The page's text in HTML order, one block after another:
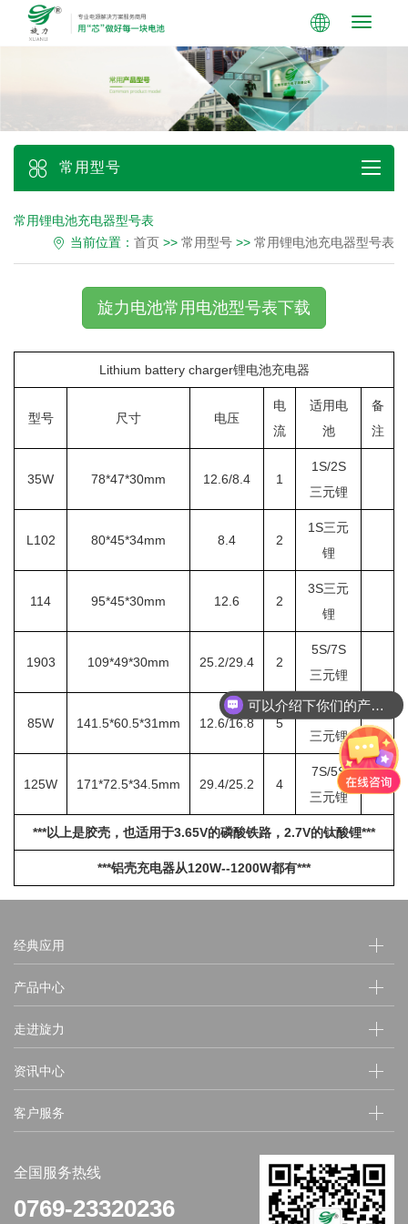
Toggle
常用型号
常用锂电池充电器型号表
当前位置： 首页 >> 常用型号 >> 常用锂电池充电器型号表
旋力电池常用电池型号表下载
Lithium battery charger锂电池充电器
型号 尺寸 电压
电
流
适用电
池
备
注
35W 78*47*30mm 12.6/8.4 1
1S/2S
三元锂
L102 80*45*34mm 8.4 2
1S三元
锂
114 95*45*30mm 12.6 2
3S三元
锂
1903 109*49*30mm 25.2/29.4 2
5S/7S
三元锂
85W 141.5*60.5*31mm 12.6/16.8 5
3S/4S
三元锂
125W 171*72.5*34.5mm 29.4/25.2 4
7S/5S
三元锂
***以上是胶壳，也适用于3.65V的磷酸铁路，2.7V的钛酸锂***
***铝壳充电器从120W--1200W都有***
经典应用
产品中心
走进旋力
资讯中心
客户服务
全国服务热线
0769-23320236
可以介绍下你们的产品么？